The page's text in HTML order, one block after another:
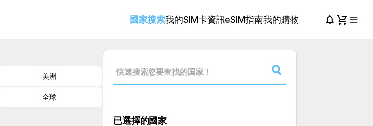
國家搜索我的SIM卡資訊eSIM指南我的購物
美洲
全球
已選擇的國家